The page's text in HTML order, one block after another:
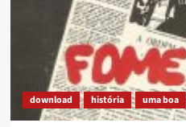
lançado
dia
30
de
abril
download história uma boa